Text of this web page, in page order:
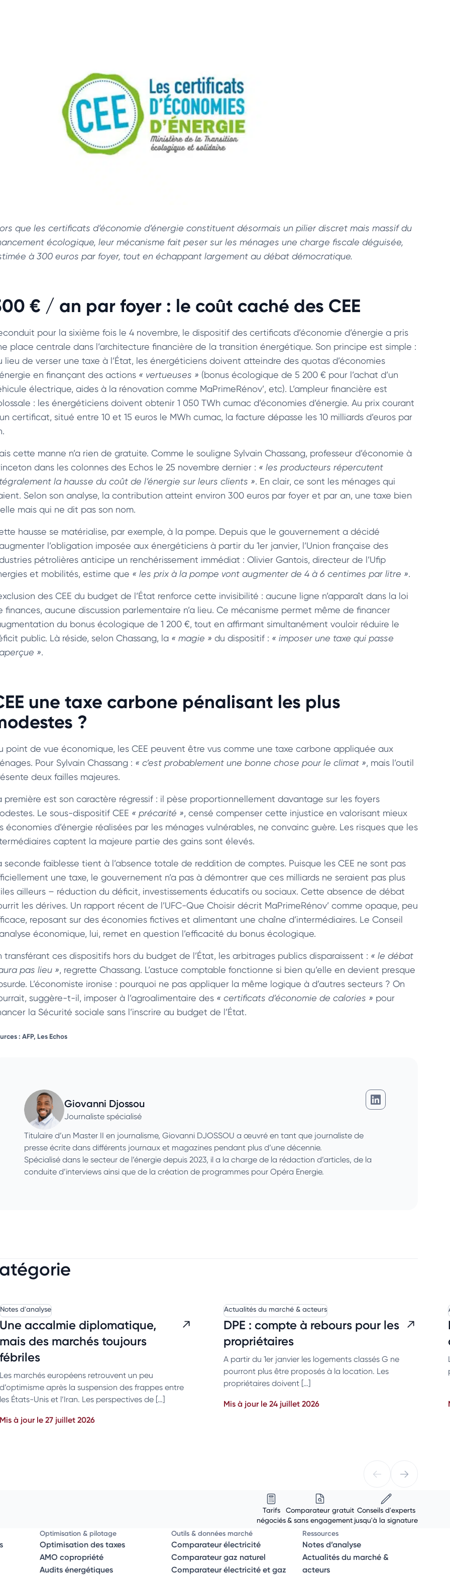
que les certificats d’économie d’énergie constituent désormais un pilier discret mais massif du
écologique, leur mécanisme fait peser sur les ménages une charge fiscale déguisée,
à 300 euros par foyer, tout en échappant largement au débat démocratique.
€ / an par foyer : le coût caché des CEE
pour la sixième fois le 4 novembre, le dispositif des certificats d’économie d’énergie a pris
place centrale dans l’architecture financière de la transition énergétique. Son principe est simple :
lieu de verser une taxe à l’État, les énergéticiens doivent atteindre des quotas d’économies
en finançant des actions « vertueuses » (bonus écologique de 5 200 € pour l’achat d’un
électrique, aides à la rénovation comme MaPrimeRénov’, etc). L’ampleur financière est
: les énergéticiens doivent obtenir 1 050 TWh cumac d’économies d’énergie. Au prix courant
certificat, situé entre 10 et 15 euros le MWh cumac, la facture dépasse les 10 milliards d’euros par
cette manne n’a rien de gratuite. Comme le souligne Sylvain Chassang, professeur d’économie à
dans les colonnes des Echos le 25 novembre dernier : « les producteurs répercutent
la hausse du coût de l’énergie sur leurs clients ». En clair, ce sont les ménages qui
Selon son analyse, la contribution atteint environ 300 euros par foyer et par an, une taxe bien
mais qui ne dit pas son nom.
hausse se matérialise, par exemple, à la pompe. Depuis que le gouvernement a décidé
l’obligation imposée aux énergéticiens à partir du 1er janvier, l’Union française des
pétrolières anticipe un renchérissement immédiat : Olivier Gantois, directeur de l’Ufip
et mobilités, estime que « les prix à la pompe vont augmenter de 4 à 6 centimes par litre ».
des CEE du budget de l’État renforce cette invisibilité : aucune ligne n’apparaît dans la loi
finances, aucune discussion parlementaire n’a lieu. Ce mécanisme permet même de financer
du bonus écologique de 1 200 €, tout en affirmant simultanément vouloir réduire le
public. Là réside, selon Chassang, la « magie » du dispositif : « imposer une taxe qui passe
».
une taxe carbone pénalisant les plus
?
point de vue économique, les CEE peuvent être vus comme une taxe carbone appliquée aux
Pour Sylvain Chassang : « c’est probablement une bonne chose pour le climat », mais l’outil
deux failles majeures.
première est son caractère régressif : il pèse proportionnellement davantage sur les foyers
Le sous-dispositif CEE « précarité », censé compenser cette injustice en valorisant mieux
économies d’énergie réalisées par les ménages vulnérables, ne convainc guère. Les risques que les
captent la majeure partie des gains sont élevés.
seconde faiblesse tient à l’absence totale de reddition de comptes. Puisque les CEE ne sont pas
une taxe, le gouvernement n’a pas à démontrer que ces milliards ne seraient pas plus
ailleurs – réduction du déficit, investissements éducatifs ou sociaux. Cette absence de débat
les dérives. Un rapport récent de l’UFC-Que Choisir décrit MaPrimeRénov’ comme opaque, peu
reposant sur des économies fictives et alimentant une chaîne d’intermédiaires. Le Conseil
économique, lui, remet en question l’efficacité du bonus écologique.
transférant ces dispositifs hors du budget de l’État, les arbitrages publics disparaissent : « le débat
pas lieu », regrette Chassang. L’astuce comptable fonctionne si bien qu’elle en devient presque
L’économiste ironise : pourquoi ne pas appliquer la même logique à d’autres secteurs ? On
suggère-t-il, imposer à l’agroalimentaire des « certificats d’économie de calories » pour
la Sécurité sociale sans l’inscrire au budget de l’État.
: AFP, Les Echos
Giovanni Djossou
Journaliste spécialisé
Giovanni
Titulaire d’un Master II en journalisme, Giovanni DJOSSOU a œuvré en tant que journaliste de
presse écrite dans différents journaux et magazines pendant plus d’une décennie.
Spécialisé dans le secteur de l’énergie depuis 2023, il a la charge de la rédaction d’articles, de la
conduite d’interviews ainsi que de la création de programmes pour Opéra Energie.
Notes d'analyse
Une accalmie diplomatique,
mais des marchés toujours
fébriles
Les marchés européens retrouvent un peu
d’optimisme après la suspension des frappes entre
les États-Unis et l’Iran. Les perspectives de […]
Mis à jour le 27 juillet 2026
Actualités du marché & acteurs
DPE : compte à rebours pour les
propriétaires
A partir du 1er janvier les logements classés G ne
pourront plus être proposés à la location. Les
propriétaires doivent […]
Mis à jour le 24 juillet 2026
Tarifs
négociés
Comparateur gratuit
& sans engagement
Conseils d'experts
jusqu'à la signature
Optimisation & pilotage
Optimisation des taxes
AMO copropriété
Audits énergétiques
Outils & données marché
Comparateur électricité
Comparateur gaz naturel
Comparateur électricité et gaz
Ressources
Notes d’analyse
Actualités du marché &
acteurs